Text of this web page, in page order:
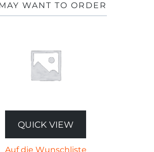
WANT TO ORDER
QUICK VIEW
Auf die Wunschliste